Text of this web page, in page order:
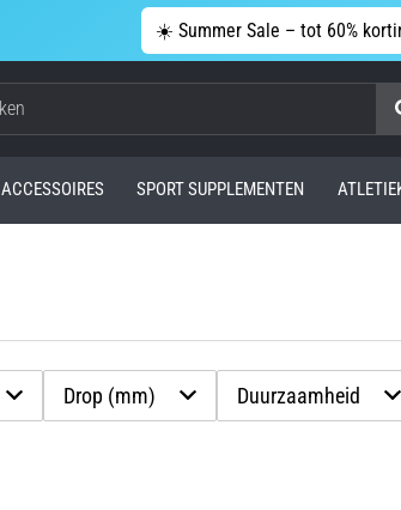
☀️ Summer Sale – tot 60%
ACCESSOIRES SPORT SUPPLEMENTEN
Drop (mm) Duurzaamheid